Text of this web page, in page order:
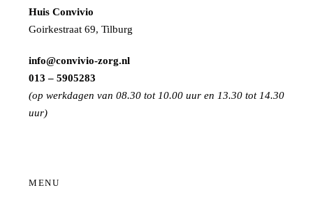
Huis Convivio
Goirkestraat 69, Tilburg
info@convivio-zorg.nl
013 – 5905283
(op werkdagen van 08.30 tot 10.00 uur en 13.30 tot 14.30
uur)
MENU